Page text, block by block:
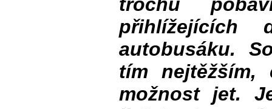
přihlížejících
autobusáku.
tím nejtěžším,
možnost jet.